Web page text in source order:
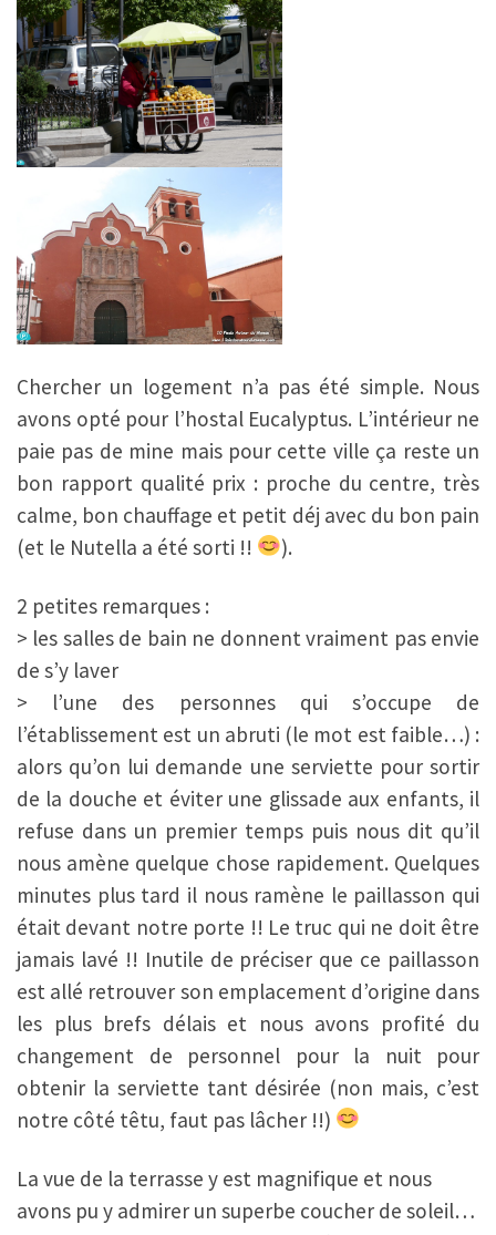
Chercher un logement n’a pas été simple. Nous
avons opté pour l’hostal Eucalyptus. L’intérieur ne
paie pas de mine mais pour cette ville ça reste un
bon rapport qualité prix : proche du centre, très
calme, bon chauffage et petit déj avec du bon pain
(et le Nutella a été sorti !!
).
2 petites remarques :
> les salles de bain ne donnent vraiment pas envie
de s’y laver
> l’une des personnes qui s’occupe de
l’établissement est un abruti (le mot est faible…) :
alors qu’on lui demande une serviette pour sortir
de la douche et éviter une glissade aux enfants, il
refuse dans un premier temps puis nous dit qu’il
nous amène quelque chose rapidement. Quelques
minutes plus tard il nous ramène le paillasson qui
était devant notre porte !! Le truc qui ne doit être
jamais lavé !! Inutile de préciser que ce paillasson
est allé retrouver son emplacement d’origine dans
les plus brefs délais et nous avons profité du
changement de personnel pour la nuit pour
obtenir la serviette tant désirée (non mais, c’est
notre côté têtu, faut pas lâcher !!)
La vue de la terrasse y est magnifique et nous
avons pu y admirer un superbe coucher de soleil…